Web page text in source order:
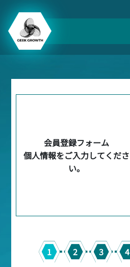
会員登録フォーム
個人情報をご入力してくださ
い。
1 2 3 4